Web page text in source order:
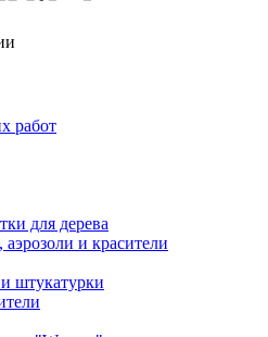
работ
для дерева
и красители
штукатурки